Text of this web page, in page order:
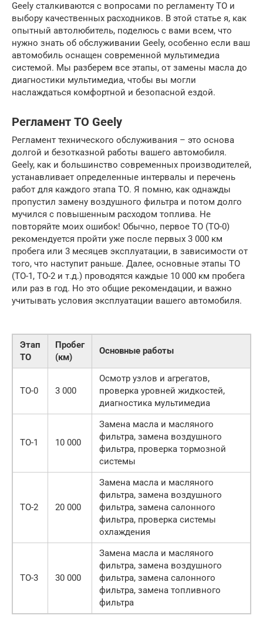
Geely сталкиваются с вопросами по регламенту ТО и
выбору качественных расходников. В этой статье я, как
опытный автолюбитель, поделюсь с вами всем, что
нужно знать об обслуживании Geely, особенно если ваш
автомобиль оснащен современной мультимедиа
системой. Мы разберем все этапы, от замены масла до
диагностики мультимедиа, чтобы вы могли
наслаждаться комфортной и безопасной ездой.
Регламент ТО Geely
Регламент технического обслуживания – это основа
долгой и безотказной работы вашего автомобиля.
Geely, как и большинство современных производителей,
устанавливает определенные интервалы и перечень
работ для каждого этапа ТО. Я помню, как однажды
пропустил замену воздушного фильтра и потом долго
мучился с повышенным расходом топлива. Не
повторяйте моих ошибок! Обычно, первое ТО (ТО-0)
рекомендуется пройти уже после первых 3 000 км
пробега или 3 месяцев эксплуатации, в зависимости от
того, что наступит раньше. Далее, основные этапы ТО
(ТО-1, ТО-2 и т.д.) проводятся каждые 10 000 км пробега
или раз в год. Но это общие рекомендации, и важно
учитывать условия эксплуатации вашего автомобиля.
Этап
ТО
Пробег
(км)
Основные работы
ТО-0 3 000
Осмотр узлов и агрегатов,
проверка уровней жидкостей,
диагностика мультимедиа
ТО-1 10 000
Замена масла и масляного
фильтра, замена воздушного
фильтра, проверка тормозной
системы
ТО-2 20 000
Замена масла и масляного
фильтра, замена воздушного
фильтра, замена салонного
фильтра, проверка системы
охлаждения
ТО-3 30 000
Замена масла и масляного
фильтра, замена воздушного
фильтра, замена салонного
фильтра, замена топливного
фильтра